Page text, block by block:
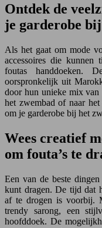
Ontdek de
je garderobe
Als het gaat om mode
accessoires die
foutas handdoeken.
oorspronkelijk uit
door hun unieke mix
het zwembad of naar
om je garderobe bij het
Wees creatief
om fouta’s te
Een van de beste
kunt dragen. De tijd dat
af te drogen is voorbij.
trendy sarong, een
hoofddoek. De